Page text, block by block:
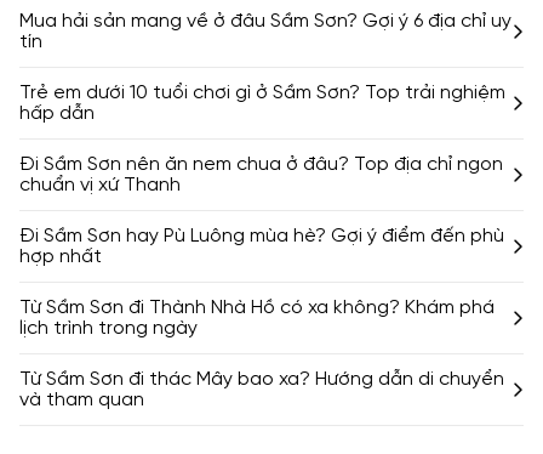
Mua hải sản mang về ở đâu Sầm Sơn? Gợi ý 6 địa chỉ uy
tín
Trẻ em dưới 10 tuổi chơi gì ở Sầm Sơn? Top trải nghiệm
hấp dẫn
Đi Sầm Sơn nên ăn nem chua ở đâu? Top địa chỉ ngon
chuẩn vị xứ Thanh
Đi Sầm Sơn hay Pù Luông mùa hè? Gợi ý điểm đến phù
hợp nhất
Từ Sầm Sơn đi Thành Nhà Hồ có xa không? Khám phá
lịch trình trong ngày
Từ Sầm Sơn đi thác Mây bao xa? Hướng dẫn di chuyển
và tham quan